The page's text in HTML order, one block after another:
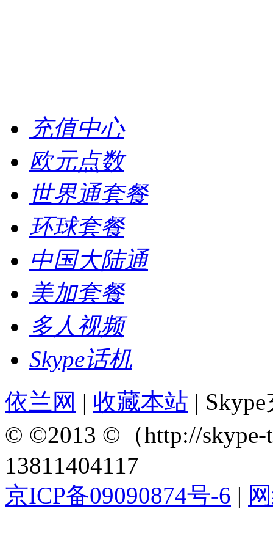
充值中心
欧元点数
世界通套餐
环球套餐
中国大陆通
美加套餐
多人视频
Skype话机
依兰网 | 收藏本站 |
© ©2013 ©（http://skype-
13811404117
京ICP备09090874号-6 |